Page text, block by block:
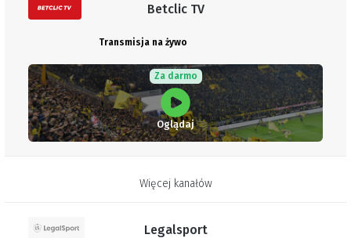
Betclic TV
Transmisja na żywo
Za darmo
Oglądaj
Więcej kanałów
Legalsport